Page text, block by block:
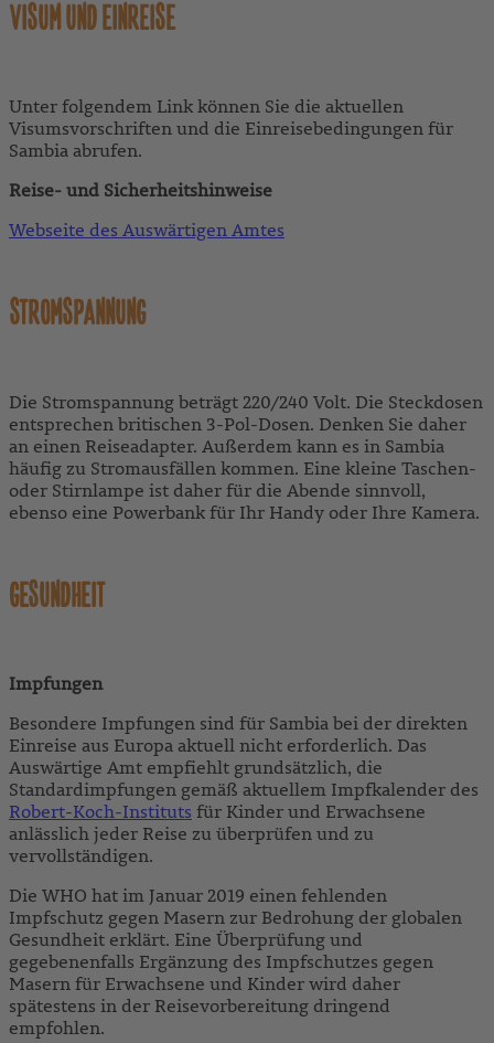
VISUM UND EINREISE
Unter folgendem Link können Sie die aktuellen
Visumsvorschriften und die Einreisebedingungen für
Sambia abrufen.
Reise- und Sicherheitshinweise
Webseite des Auswärtigen Amtes
STROMSPANNUNG
Die Stromspannung beträgt 220/240 Volt. Die Steckdosen
entsprechen britischen 3-Pol-Dosen. Denken Sie daher
an einen Reiseadapter. Außerdem kann es in Sambia
häufig zu Stromausfällen kommen. Eine kleine Taschen-
oder Stirnlampe ist daher für die Abende sinnvoll,
ebenso eine Powerbank für Ihr Handy oder Ihre Kamera.
GESUNDHEIT
Impfungen
Besondere Impfungen sind für Sambia bei der direkten
Einreise aus Europa aktuell nicht erforderlich. Das
Auswärtige Amt empfiehlt grundsätzlich, die
Standardimpfungen gemäß aktuellem Impfkalender des
Robert-Koch-Instituts für Kinder und Erwachsene
anlässlich jeder Reise zu überprüfen und zu
vervollständigen.
Die WHO hat im Januar 2019 einen fehlenden
Impfschutz gegen Masern zur Bedrohung der globalen
Gesundheit erklärt. Eine Überprüfung und
gegebenenfalls Ergänzung des Impfschutzes gegen
Masern für Erwachsene und Kinder wird daher
spätestens in der Reisevorbereitung dringend
empfohlen.